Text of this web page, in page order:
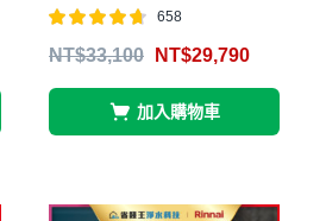
評分4.62
滿分 5
658
NT$33,100 NT$29,790
加入購物車